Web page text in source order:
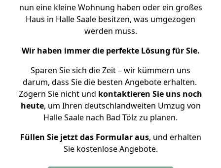
nun eine kleine Wohnung haben oder ein großes
Haus in Halle Saale besitzen, was umgezogen
werden muss.
Wir haben immer die perfekte Lösung für Sie.
Sparen Sie sich die Zeit – wir kümmern uns
darum, dass Sie die besten Angebote erhalten.
Zögern Sie nicht und kontaktieren Sie uns noch
heute, um Ihren deutschlandweiten Umzug von
Halle Saale nach Bad Tölz zu planen.
Füllen Sie jetzt das Formular aus, und erhalten
Sie kostenlose Angebote.